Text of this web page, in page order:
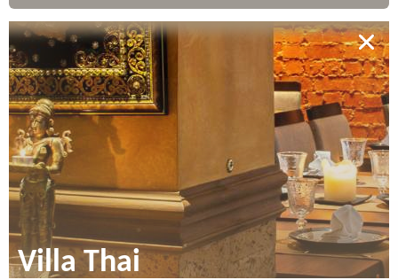
Villa Thai